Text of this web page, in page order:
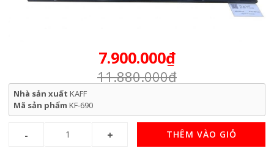
7.900.000₫
11.880.000₫
Nhà sản xuất KAFF
Mã sản phẩm KF-690
THÊM VÀO GIỎ